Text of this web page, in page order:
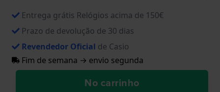
Entrega grátis Relógios acima de 150€
Prazo de devolução de 30 dias
Revendedor Oficial de Casio
Fim de semana → envio segunda
No carrinho